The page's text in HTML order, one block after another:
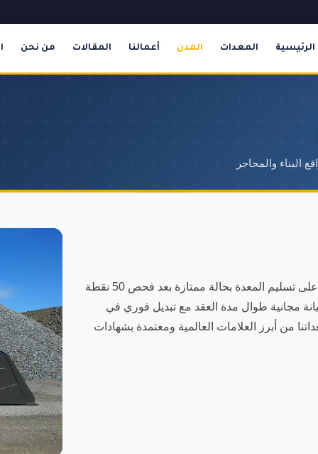
الرئيسية المعدات المدن أعمالنا المقالات من نحن
البناء والمحاجر
نقدم أفضل خدمة تأجير شيول في حي الجلوية بالدمام. نحرص على تسليم المعدة بحالة ممتازة بعد فحص 50 نقطة
مجانية طوال مدة العقد مع تبديل فوري في
من أبرز العلامات العالمية ومعتمدة بشهادات